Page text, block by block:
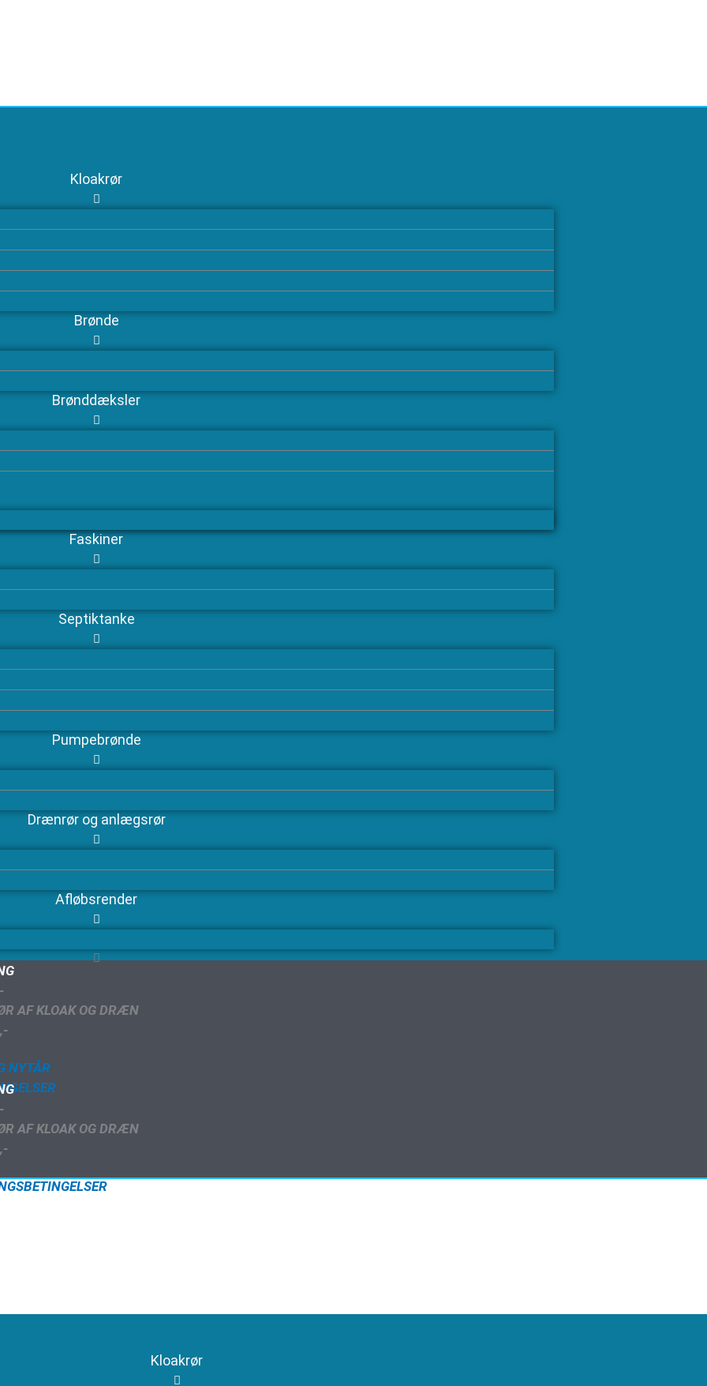
Kloakrør
Brønde
Brønddæksler
Faskiner
Septiktanke
Pumpebrønde
Drænrør og anlægsrør
Afløbsrender
AF KLOAK OG DRÆN
NYTÅR
AF KLOAK OG DRÆN
Kloakrør